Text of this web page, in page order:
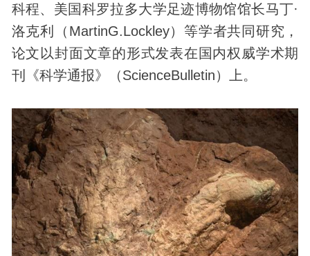
科程、美国科罗拉多大学足迹博物馆馆长马丁·
洛克利（MartinG.Lockley）等学者共同研究，
论文以封面文章的形式发表在国内权威学术期
刊《科学通报》（ScienceBulletin）上。